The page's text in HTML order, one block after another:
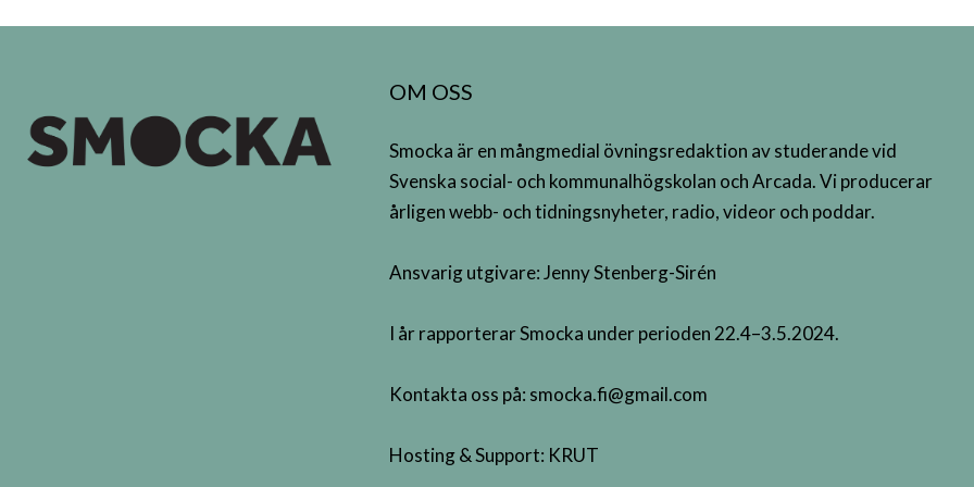
OM OSS
Smocka är en mångmedial övningsredaktion av studerande vid
Svenska social- och kommunalhögskolan och Arcada. Vi producerar
årligen webb- och tidningsnyheter, radio, videor och poddar.
Ansvarig utgivare: Jenny Stenberg-Sirén
I år rapporterar Smocka under perioden 22.4–3.5.2024.
Kontakta oss på: smocka.fi@gmail.com
Hosting & Support: KRUT